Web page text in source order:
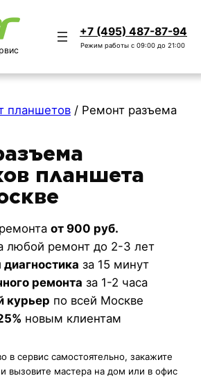
+7 (495) 487-87-94
Режим работы с 09:00 до 21:00
планшетов / Ремонт разъема
планшета
от 900 руб.
любой ремонт до 2-3 лет
за 15 минут
ремонта за 1-2 часа
курьер по всей Москве
новым клиентам
в сервис самостоятельно, закажите
вызовите мастера на дом или в офис